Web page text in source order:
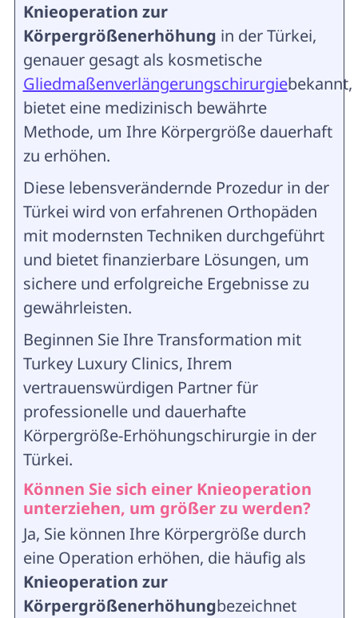
Knieoperation zur
Körpergrößenerhöhung in der Türkei,
genauer gesagt als kosmetische
Gliedmaßenverlängerungschirurgiebekannt,
bietet eine medizinisch bewährte
Methode, um Ihre Körpergröße dauerhaft
zu erhöhen.
Diese lebensverändernde Prozedur in der
Türkei wird von erfahrenen Orthopäden
mit modernsten Techniken durchgeführt
und bietet finanzierbare Lösungen, um
sichere und erfolgreiche Ergebnisse zu
gewährleisten.
Beginnen Sie Ihre Transformation mit
Turkey Luxury Clinics, Ihrem
vertrauenswürdigen Partner für
professionelle und dauerhafte
Körpergröße-Erhöhungschirurgie in der
Türkei.
Können Sie sich einer Knieoperation
unterziehen, um größer zu werden?
Ja, Sie können Ihre Körpergröße durch
eine Operation erhöhen, die häufig als
Knieoperation zur
Körpergrößenerhöhungbezeichnet